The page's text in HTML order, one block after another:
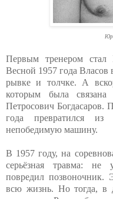
Первым тренером стал
Весной 1957 года
рывке и толчке. А
которым была связана
Петросович Богдасаров.
года превратился
непобедимую машину.
В 1957 году, на
серьёзная травма: не
повредил позвоночник.
всю жизнь. Но тогда, в